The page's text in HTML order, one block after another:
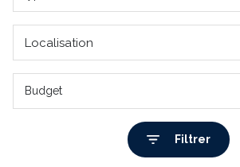
Localisation
Budget
Filtrer